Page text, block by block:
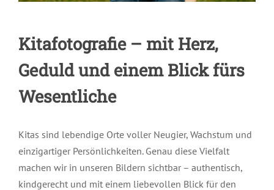
Kitafotografie – mit Herz,
Geduld und einem Blick fürs
Wesentliche
Kitas sind lebendige Orte voller Neugier, Wachstum und
einzigartiger Persönlichkeiten. Genau diese Vielfalt
machen wir in unseren Bildern sichtbar – authentisch,
kindgerecht und mit einem liebevollen Blick für den